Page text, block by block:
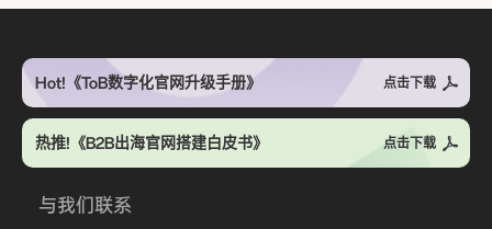
Hot!《ToB数字化官网升级手册》 点击下载
热推!《B2B出海官网搭建白皮书》 点击下载
与我们联系